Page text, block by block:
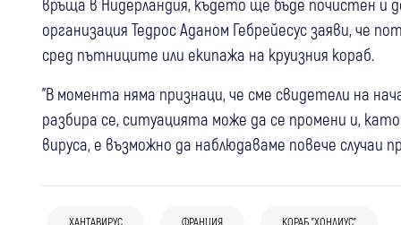
организация Тедрос Аданом Гебрейесус заяви, че
сред пътниците или екипажа на круизния кораб.
"В момента няма признаци, че сме свидетели на
разбира се, ситуацията може да се промени и,
вируса, е възможно да наблюдаваме повече случаи
ХАНТАВИРУС ФРАНЦИЯ КОРАБ "ХОНДИУС"